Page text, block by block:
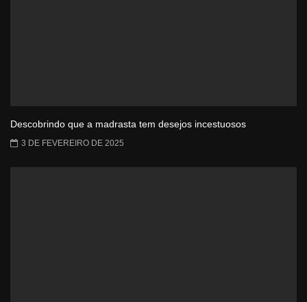
Descobrindo que a madrasta tem desejos incestuosos
3 DE FEVEREIRO DE 2025